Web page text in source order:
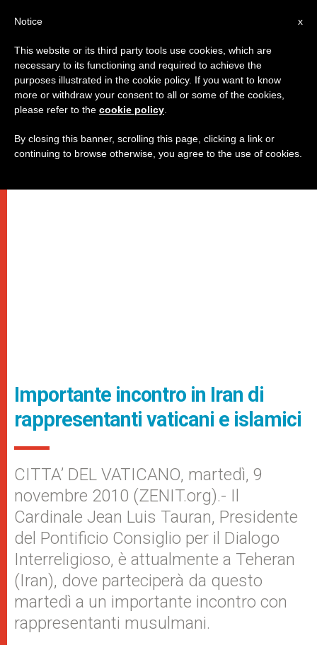
Importante incontro in Iran di
rappresentanti vaticani e islamici
CITTA’ DEL VATICANO, martedì, 9
novembre 2010 (ZENIT.org).- Il
Cardinale Jean Luis Tauran, Presidente
del Pontificio Consiglio per il Dialogo
Interreligioso, è attualmente a Teheran
(Iran), dove parteciperà da questo
martedì a un importante incontro con
rappresentanti musulmani.
x
Notice
This website or its third party tools use cookies, which are
necessary to its functioning and required to achieve the
purposes illustrated in the cookie policy. If you want to know
more or withdraw your consent to all or some of the cookies,
please refer to the cookie policy
By closing this banner, scrolling this page, clicking a link or
continuing to browse otherwise, you agree to the use of cookies.